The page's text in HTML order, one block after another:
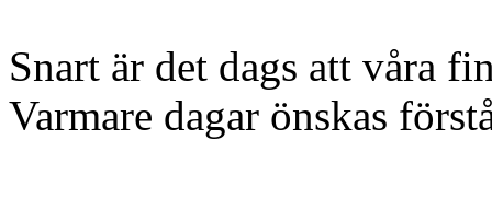
Snart är det dags att våra
Varmare dagar önskas